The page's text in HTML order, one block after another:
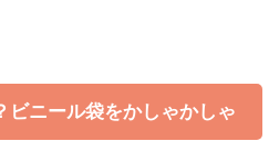
ビニール袋をかしゃかしゃ